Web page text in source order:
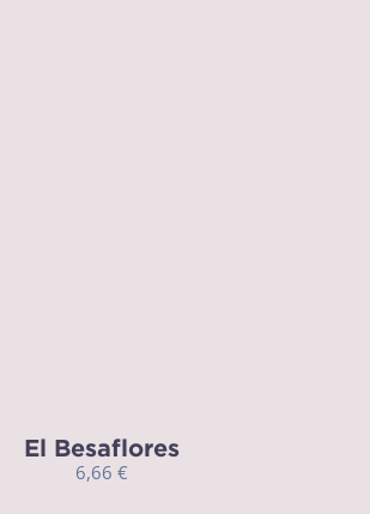
El Besaflores
6,66 €